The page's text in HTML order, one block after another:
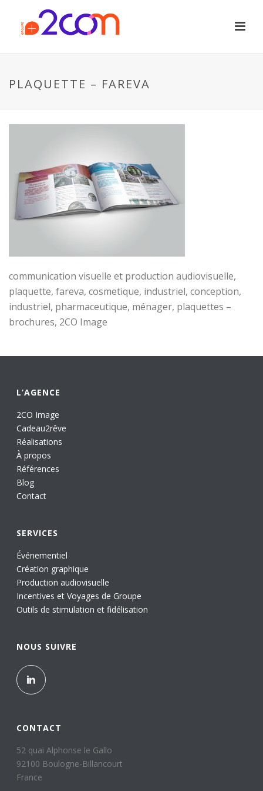
PLAQUETTE – FAREVA
communication visuelle et production audiovisuelle,
plaquette, fareva, cosmetique, industriel, conception,
industriel, pharmaceutique, ménager, plaquettes –
brochures, 2CO Image
L’AGENCE
2CO Image
Cadeau2rêve
Réalisations
À propos
Références
Blog
Contact
SERVICES
Événementiel
Création graphique
Production audiovisuelle
Incentives et Voyages de Groupe
Outils de stimulation et fidélisation
NOUS SUIVRE
CONTACT
52 quai Alphonse le Gallo
92100 Boulogne-Billancourt
France